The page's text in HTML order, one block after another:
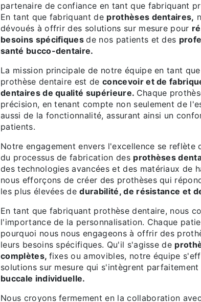
partenaire de confiance en tant que fabriquant
En tant que fabriquant de prothèses dentaires,
dévoués à offrir des solutions sur mesure pour
besoins spécifiquesde nos patients et des
santé bucco-dentaire.
La mission principale de notre équipe en tant
prothèse dentaire est deconcevoir et de
dentaires de qualité supérieure. Chaque
précision, en tenant compte non seulement de
aussi de la fonctionnalité, assurant ainsi un
patients.
Notre engagement envers l'excellence se reflète
du processus de fabrication des prothèses
des technologies avancées et des matériaux de
nous efforçons de créer des prothèses qui
les plus élevées dedurabilité, de résistance et
En tant que fabriquant prothèse dentaire, nous
l'importance de la personnalisation. Chaque
pourquoi nous nous engageons à offrir des
leurs besoins spécifiques. Qu'il s'agisse de
complètes, fixes ou amovibles, notre équipe
solutions sur mesure qui s'intègrent parfaitement
buccale individuelle.
Nous croyons fermement en la collaboration